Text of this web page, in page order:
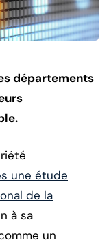
départements
une étude
de la
à sa
un